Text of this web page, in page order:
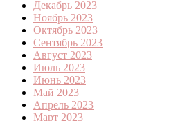
Декабрь 2023
Ноябрь 2023
Октябрь 2023
Сентябрь 2023
Август 2023
Июль 2023
Июнь 2023
Май 2023
Апрель 2023
Март 2023